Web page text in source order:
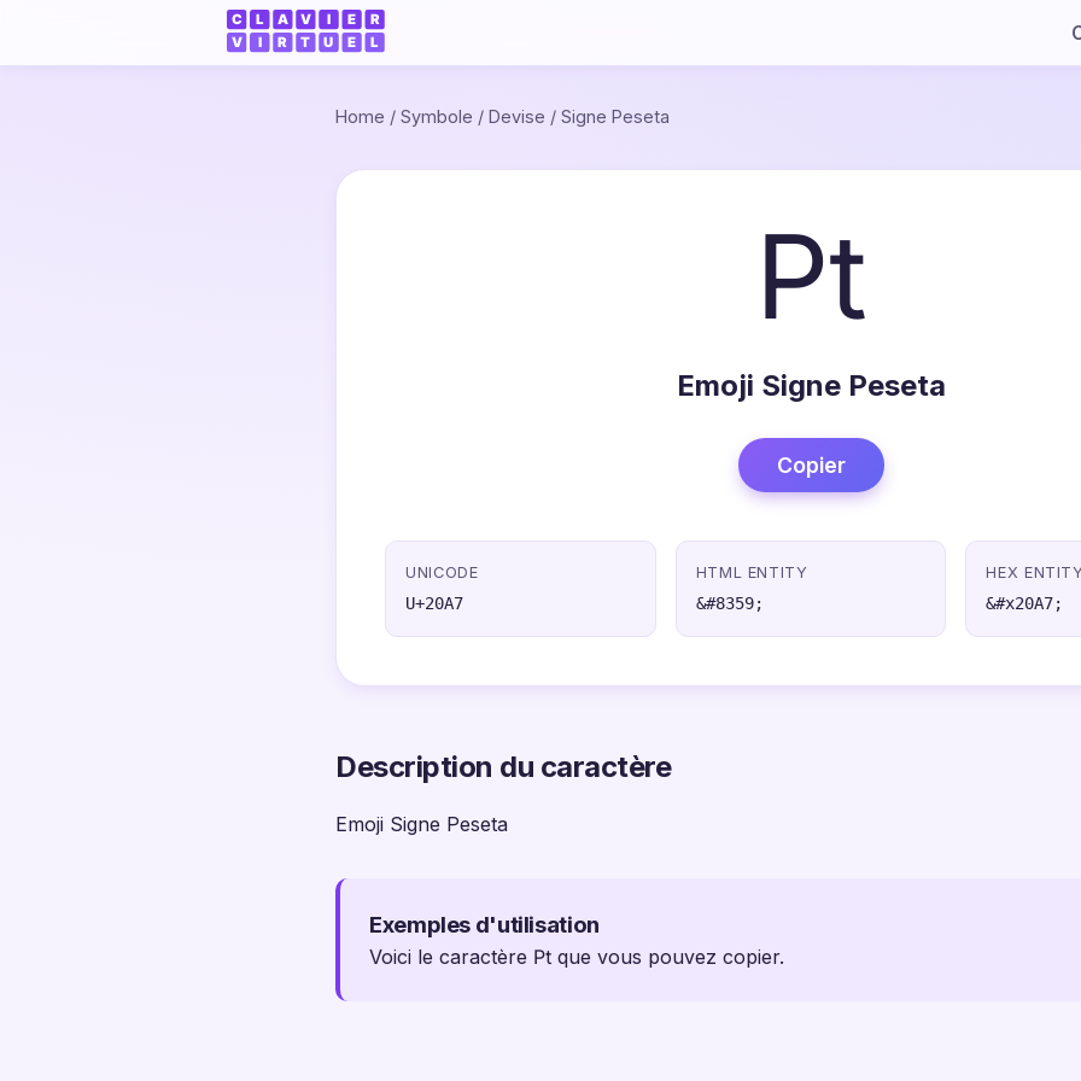
Home / Symbole / Devise / Signe Peseta
₧
Emoji Signe Peseta
Copier
UNICODE
U+20A7
HTML ENTITY
&#8359;
HEX
&#x20A7;
Description du caractère
Emoji Signe Peseta
Exemples d'utilisation
Voici le caractère ₧ que vous pouvez copier.